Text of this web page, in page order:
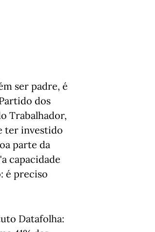
ser padre, é
dos
Trabalhador,
ter investido
parte da
capacidade
é preciso
Datafolha: